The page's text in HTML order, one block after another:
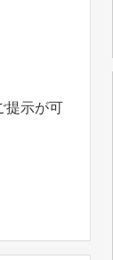
提示が可